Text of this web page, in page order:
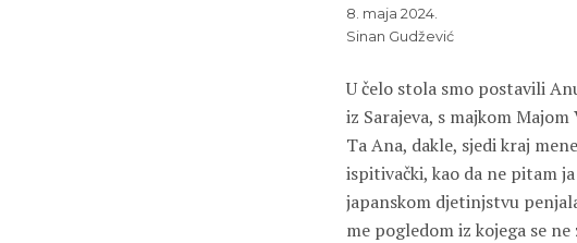
8. maja 2024.
Sinan Gudžević
U čelo stola smo postavili
iz Sarajeva, s majkom Majom
Ta Ana, dakle, sjedi kraj
ispitivački, kao da ne pitam
japanskom djetinjstvu
me pogledom iz kojega se